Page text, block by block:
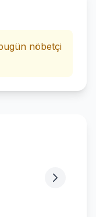
nöbetçi